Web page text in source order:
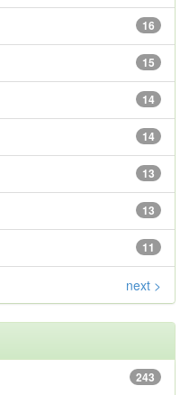
16
15
14
14
13
13
11
next >
243